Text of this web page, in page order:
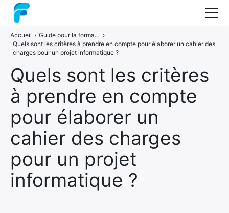
Quels sont les critères
à prendre en compte
pour élaborer un
cahier des charges
pour un projet
informatique ?
Accueil › Guide pour la formation en gestion de projets ›
Quels sont les critères à prendre en compte pour élaborer un cahier des
charges pour un projet informatique ?
Nos formations
Coaching
Audit
Guide : les méthodes projets
A propos
Contact